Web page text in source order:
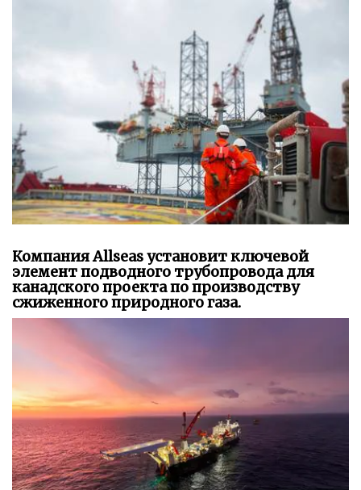
Компания Allseas установит ключевой
элемент подводного трубопровода для
канадского проекта по производству
сжиженного природного газа.